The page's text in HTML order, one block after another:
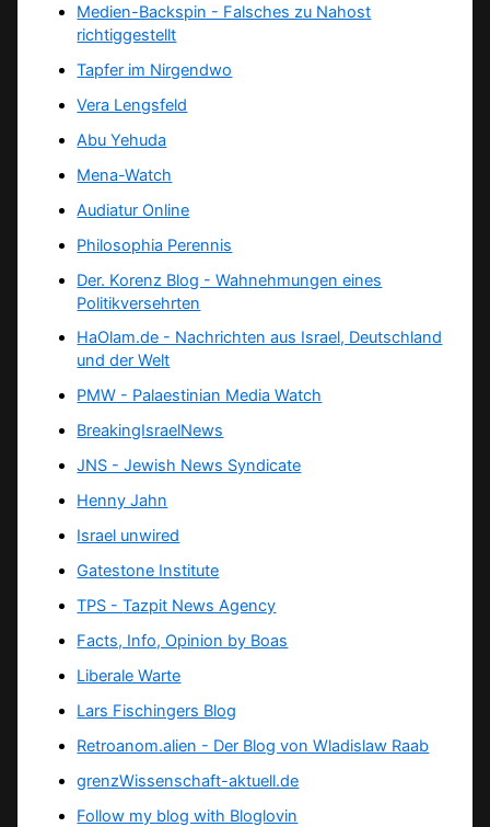
Medien-Backspin - Falsches zu Nahost
richtiggestellt
Tapfer im Nirgendwo
Vera Lengsfeld
Abu Yehuda
Mena-Watch
Audiatur Online
Philosophia Perennis
Der. Korenz Blog - Wahnehmungen eines
Politikversehrten
HaOlam.de - Nachrichten aus Israel, Deutschland
und der Welt
PMW - Palaestinian Media Watch
BreakingIsraelNews
JNS - Jewish News Syndicate
Henny Jahn
Israel unwired
Gatestone Institute
TPS -Tazpit News Agency
Facts, Info, Opinion by Boas
Liberale Warte
Lars Fischingers Blog
Retroanom.alien - Der Blog von Wladislaw Raab
grenzWissenschaft-aktuell.de
Follow my blog with Bloglovin